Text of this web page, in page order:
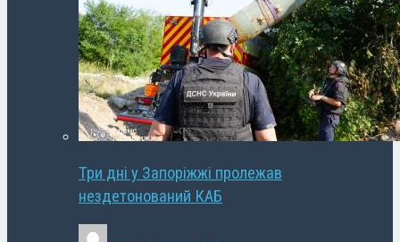
Три дні у Запоріжжі пролежав
нездетонований КАБ